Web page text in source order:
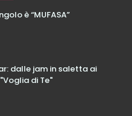
è “MUFASA”
dalle jam in saletta ai
di Te"